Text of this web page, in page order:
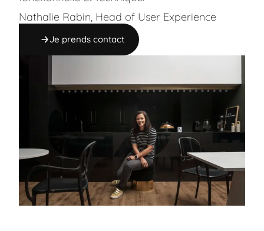
Nathalie Rabin, Head of User Experience
Je prends contact